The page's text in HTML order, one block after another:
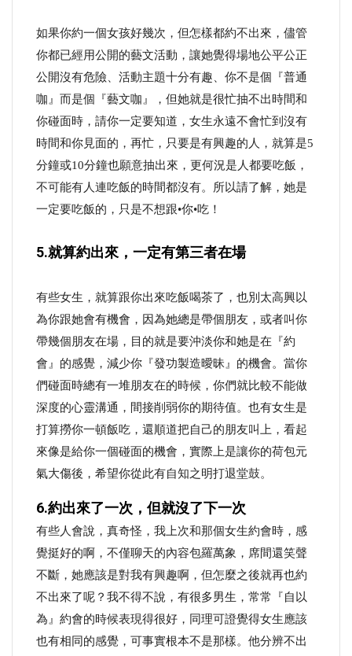
如果你約一個女孩好幾次，但怎樣都約不出來，儘管
你都已經用公開的藝文活動，讓她覺得場地公平公正
公開沒有危險、活動主題十分有趣、你不是個『普通
咖』而是個『藝文咖』，但她就是很忙抽不出時間和
你碰面時，請你一定要知道，女生永遠不會忙到沒有
時間和你見面的，再忙，只要是有興趣的人，就算是5
分鐘或10分鐘也願意抽出來，更何況是人都要吃飯，
不可能有人連吃飯的時間都沒有。所以請了解，她是
一定要吃飯的，只是不想跟•你•吃！
5.就算約出來，一定有第三者在場
有些女生，就算跟你出來吃飯喝茶了，也別太高興以
為你跟她會有機會，因為她總是帶個朋友，或者叫你
帶幾個朋友在場，目的就是要沖淡你和她是在『約
會』的感覺，減少你『發功製造曖昧』的機會。當你
們碰面時總有一堆朋友在的時候，你們就比較不能做
深度的心靈溝通，間接削弱你的期待值。也有女生是
打算撈你一頓飯吃，還順道把自己的朋友叫上，看起
來像是給你一個碰面的機會，實際上是讓你的荷包元
氣大傷後，希望你從此有自知之明打退堂鼓。
6.約出來了一次，但就沒了下一次
有些人會說，真奇怪，我上次和那個女生約會時，感
覺挺好的啊，不僅聊天的內容包羅萬象，席間還笑聲
不斷，她應該是對我有興趣啊，但怎麼之後就再也約
不出來了呢？我不得不說，有很多男生，常常『自以
為』約會的時候表現得很好，同理可證覺得女生應該
也有相同的感覺，可事實根本不是那樣。他分辨不出